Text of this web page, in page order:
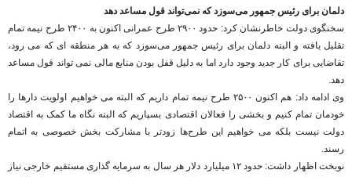
دلمان برای رئیس جمهور می‌سوزد که نمی‌تواند قول مساعد دهد
سخنگوی دولت خاطرنشان کرد: حدود ۲۹۰۰ طرح عمرانی اکنون به ۲۴۰۰ طرح نیمه تمام
تقلیل یافته و البته دلمان برای رئیس جمهور می‌سوزد که به هر منطقه ای که می رود،
تقاضایی برای کار جدید وجود دارد اما به دلیل قفل بودن منابع مالی نمی تواند قول مساعد
دهد.
وی ادامه داد: هم اکنون ۲۵۰۰ طرح نیمه تمام داریم که البته می خواهیم اولویت دارها را
خودمان تمام کنیم و بخشی را فعالان اقتصادی بسپاریم که البته نگاه ما کمک به اقتصاد
دولت نیست بلکه می خواهیم این طرح‌ها زودتر با مشارکت بخش خصوصی به اتمام
رسند.
نوبخت اظهار داشت: حدود ۱۲ میلیارد دلار هر سال به سرمایه گذاری مستقیم خارجی نیاز